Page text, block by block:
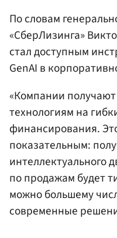
По словам
«СберЛизинга»
стал доступным
GenAI в
«Компании
технологиям на
финансирования.
показательным:
интеллектуального
по продажам будет
можно большему
современные